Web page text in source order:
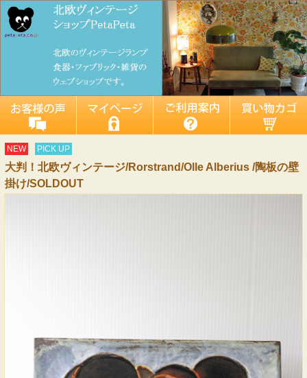
NEW PICK UP
大判！北欧ヴィンテージ/Rorstrand/Olle Alberius /陶板の壁
掛け/SOLDOUT